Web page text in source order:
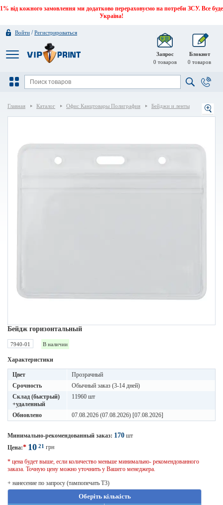
1% від кожного замовлення ми додатково перераховуємо на потреби ЗСУ. Все буде
Україна!
Войти /Регистрироваться
Запрос
0 товаров
Блокнот
0 товаров
Главная Каталог Офис Канцтовары Полиграфия Бейджи и ленты
Бейдж горизонтальный
7940-01 В наличии
Характеристики
Цвет
Прозрачный
Срочность
Обычный заказ (3-14 дней)
Склад (быстрый)
+удаленный
11960 шт
Обновлено 07.08.2026 (07.08.2026) [07.08.2026]
Минимально-рекомендованный заказ: 170 шт
Цена:* 10 21 грн
* цена будет выше, если количество меньше минимально- рекомендованного
заказа. Точную цену можно уточнить у Вашего менеджера.
+ нанесение по запросу (тампопечать T3)
Оберіть кількість